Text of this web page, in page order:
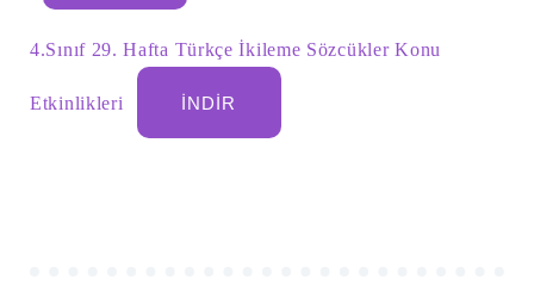
arama
sonuçları:
4.Sınıf 29. Hafta Türkçe İkileme Sözcükler Konu
Etkinlikleri İNDIR